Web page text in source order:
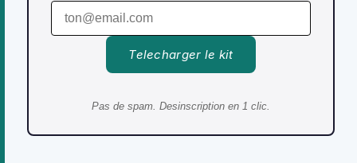
Telecharger le kit
Pas de spam. Desinscription en 1 clic.